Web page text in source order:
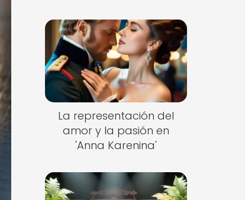
La representación del
amor y la pasión en
'Anna Karenina'